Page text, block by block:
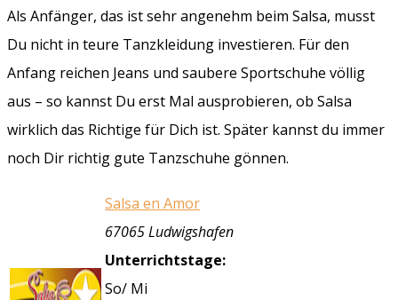
Als Anfänger, das ist sehr angenehm beim Salsa, musst
Du nicht in teure Tanzkleidung investieren. Für den
Anfang reichen Jeans und saubere Sportschuhe völlig
aus – so kannst Du erst Mal ausprobieren, ob Salsa
wirklich das Richtige für Dich ist. Später kannst du immer
noch Dir richtig gute Tanzschuhe gönnen.
Salsa en Amor
67065 Ludwigshafen
Unterrichtstage:
So/ Mi